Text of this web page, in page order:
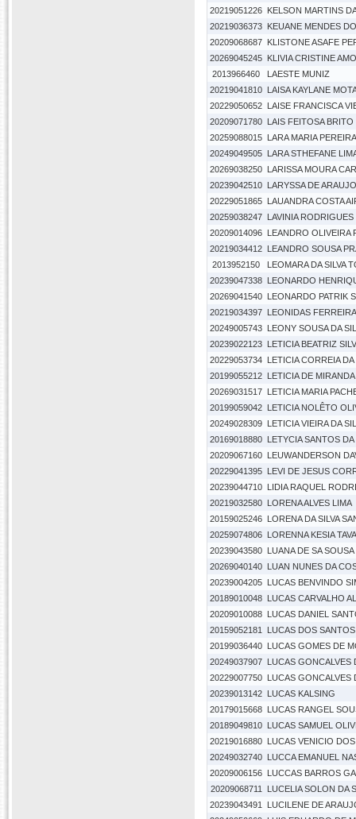
20219051226 KELSON MARTINS
20219036373 KEUANE MENDES
20209068687 KLISTONE ASAFE
20269045245 KLIVIA CRISTINE
2013966460
LAESTE MUNIZ
20219041810 LAISA KAYLANE
20229050652 LAISE FRANCISCA
20209071780 LAIS FEITOSA
20259088015 LARA MARIA
20249049505 LARA STHEFANE
20269038250 LARISSA MOURA
20239042510 LARYSSA DE
20229051865 LAUANDRA COSTA
20259038247 LAVINIA
20209014096 LEANDRO OLIVEIRA
20219034412 LEANDRO SOUSA
2013952150
LEOMARA DA SILVA
20239047338 LEONARDO
20269041540 LEONARDO PATRIK
20219034397 LEONIDAS
20249005743 LEONY SOUSA DA
20239022123 LETICIA BEATRIZ
20229053734 LETICIA CORREIA DA
20199055212 LETICIA DE
20269031517 LETICIA MARIA
20199059042 LETICIA NOLÊTO
20249028309 LETICIA VIEIRA DA
20169018880 LETYCIA SANTOS DA
20209067160 LEUWANDERSON
20229041395 LEVI DE JESUS
20239044710 LIDIA RAQUEL
20219032580 LORENA ALVES LIMA
20159025246 LORENA DA SILVA
20259074806 LORENNA KESIA
20239043580 LUANA DE SA SOUSA
20269040140 LUAN NUNES DA
20239004205 LUCAS BENVINDO
20189010048 LUCAS CARVALHO
20209010088 LUCAS DANIEL
20159052181
LUCAS DOS
20199036440 LUCAS GOMES DE
20249037907 LUCAS GONCALVES
20229007750 LUCAS GONCALVES
20239013142 LUCAS KALSING
20179015668 LUCAS RANGEL
20189049810 LUCAS SAMUEL
20219016880 LUCAS VENICIO
20249032740 LUCCA EMANUEL
20209006156 LUCCAS BARROS
20209068711
LUCELIA SOLON DA
20239043491
LUCILENE DE